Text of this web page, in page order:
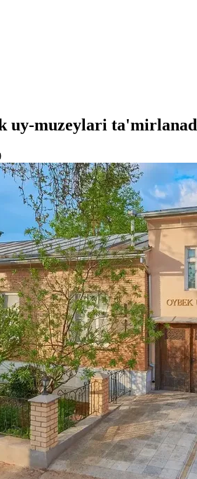
uy-muzeylari